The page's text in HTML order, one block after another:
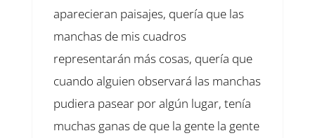
aparecieran paisajes, quería que las
manchas de mis cuadros
representarán más cosas, quería que
cuando alguien observará las manchas
pudiera pasear por algún lugar, tenía
muchas ganas de que la gente la gente